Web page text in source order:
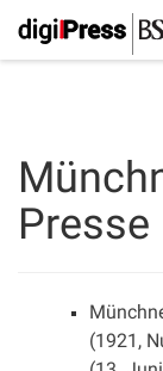
Presse
(1921,